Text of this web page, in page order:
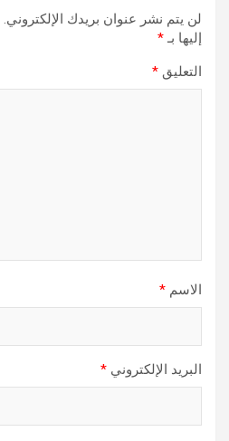
لن يتم نشر عنوان بريدك الإلكتروني.
إليها بـ*
التعليق *
الاسم *
البريد الإلكتروني *